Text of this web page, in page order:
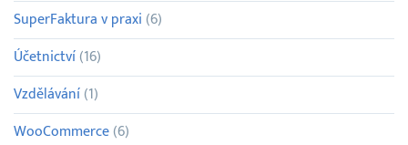
SuperFaktura v praxi (6)
Účetnictví(16)
Vzdělávání(1)
WooCommerce(6)